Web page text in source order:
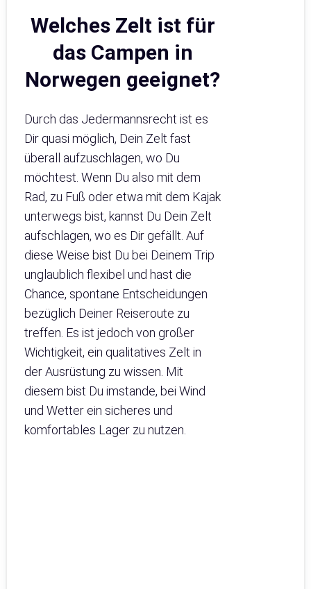
Welches Zelt ist für
das Campen in
Norwegen geeignet?
Durch das Jedermannsrecht ist es
Dir quasi möglich, Dein Zelt fast
überall aufzuschlagen, wo Du
möchtest. Wenn Du also mit dem
Rad, zu Fuß oder etwa mit dem Kajak
unterwegs bist, kannst Du Dein Zelt
aufschlagen, wo es Dir gefällt. Auf
diese Weise bist Du bei Deinem Trip
unglaublich flexibel und hast die
Chance, spontane Entscheidungen
bezüglich Deiner Reiseroute zu
treffen. Es ist jedoch von großer
Wichtigkeit, ein qualitatives Zelt in
der Ausrüstung zu wissen. Mit
diesem bist Du imstande, bei Wind
und Wetter ein sicheres und
komfortables Lager zu nutzen.